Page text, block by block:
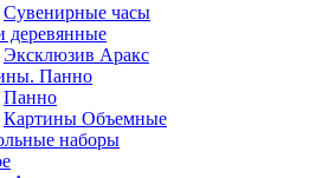
Сувенирные часы
деревянные
Эксклюзив Аракс
Панно
Панно
Картины Объемные
наборы